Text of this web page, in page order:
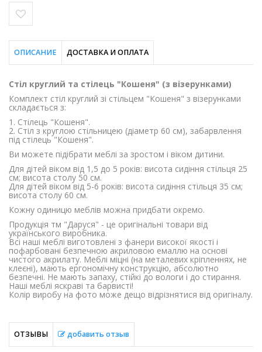
ОПИСАНИЕ ДОСТАВКА И ОПЛАТА
Стіл круглий та стілець "Кошеня" (з візерунками)
Комплект стіл круглий зі стільцем "Кошеня" з візерунками
складається з:
1. Стілець "Кошеня".
2. Стіл з круглою стільницею (діаметр 60 см), забарвлення
під стілець "Кошеня".
Ви можете підібрати меблі за зростом і віком дитини.
Для дітей віком від 1,5 до 5 років: висота сидіння стільця 25
см; висота столу 50 см.
Для дітей віком від 5-6 років: висота сидіння стільця 35 см;
висота столу 60 см.
Кожну одиницю меблів можна придбати окремо.
Продукція тм "Даруся" - це оригінальні товари від
українського виробника.
Всі наші меблі виготовлені з фанери високої якості і
пофарбовані безпечною акриловою емаллю на основі
чистого акрилату. Меблі міцні (на металевих кріпленнях, не
клеєні), мають ергономічну конструкцію, абсолютно
безпечні. Не мають запаху, стійкі до вологи і до стирання.
Наші меблі яскраві та барвисті!
Колір виробу на фото може дещо відрізнятися від оригіналу.
ОТЗЫВЫ добавить отзыв